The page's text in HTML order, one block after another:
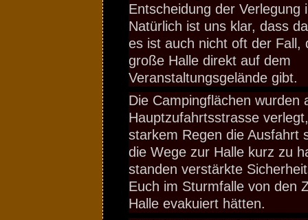
Entscheidung der Verlegung
Natürlich ist uns klar, dass
es ist auch nicht oft der Fall,
große Halle direkt auf dem
Veranstaltungsgelände gibt.
Die Campingflächen wurden
Hauptzufahrtsstrasse
starkem Regen die Ausfahrt
die Wege zur Halle kurz zu
standen verstärkte
Euch im Sturmfalle von den
Halle evakuiert hätten.